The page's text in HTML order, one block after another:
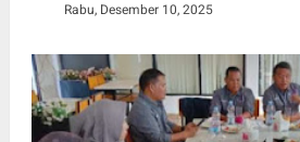
Rabu, Desember 10, 2025